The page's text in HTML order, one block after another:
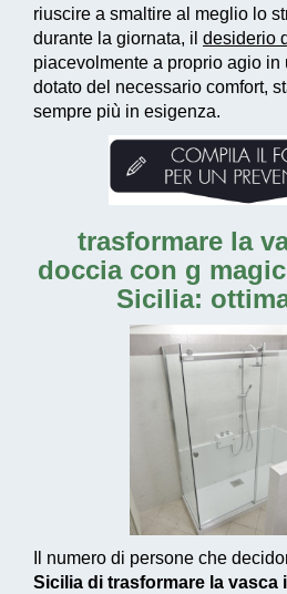
riuscire a smaltire al meglio lo
durante la giornata, il desiderio
piacevolmente a proprio agio in
dotato del necessario comfort,
sempre più in esigenza.
trasformare la
doccia con g
Sicilia:
Il numero di persone che
Sicilia di trasformare la vasca